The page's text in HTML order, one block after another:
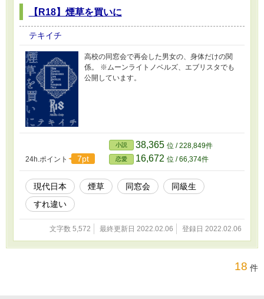
【R18】煙草を買いに
テキイチ
高校の同窓会で再会した男女の、身体だけの関
係。 ※ムーンライトノベルズ、エブリスタでも
公開しています。
24h.ポイント 7pt
小説 38,365 位 / 228,849件
恋愛 16,672 位 / 66,374件
現代日本 煙草 同窓会
同級生
すれ違い
文字数 5,572 最終更新日 2022.02.06 登録日 2022.02.06
18 件